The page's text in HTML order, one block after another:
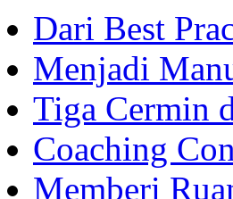
Dari Best
Menjadi
Tiga Cermin
Coaching
Memberi